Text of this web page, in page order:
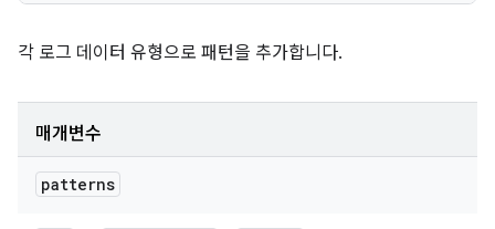
각 로그 데이터 유형으로 패턴을 추가합니다.
매개변수
patterns